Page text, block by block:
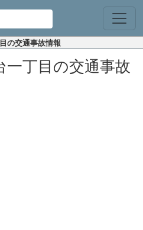
の交通事故情報
一丁目の交通事故